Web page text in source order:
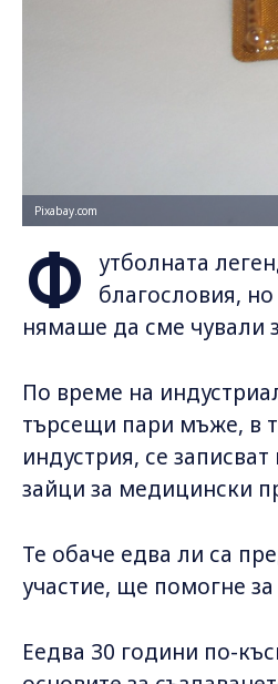
Pixabay.com
Ф
утболната
благословия,
нямаше да сме чували
По време на
търсещи пари мъже, в
индустрия, се
зайци за медицински
Те обаче едва ли са
участие, ще помогне
Еедва 30 години по-